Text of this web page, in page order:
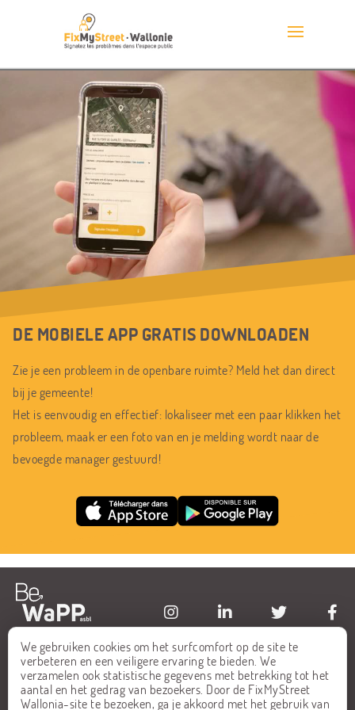
We gebruiken cookies om het surfcomfort op de site te
verbeteren en een veiligere ervaring te bieden. We
verzamelen ook statistische gegevens met betrekking tot het
aantal en het gedrag van bezoekers. Door de FixMyStreet
Wallonia-site te bezoeken, ga je akkoord met het gebruik van
DE MOBIELE APP GRATIS DOWNLOADEN
Zie je een probleem in de openbare ruimte? Meld het dan direct
bij je gemeente!
Het is eenvoudig en effectief: lokaliseer met een paar klikken het
probleem, maak er een foto van en je melding wordt naar de
bevoegde manager gestuurd!
HOME
ALLE MELDINGEN
FAQ
CONTACT